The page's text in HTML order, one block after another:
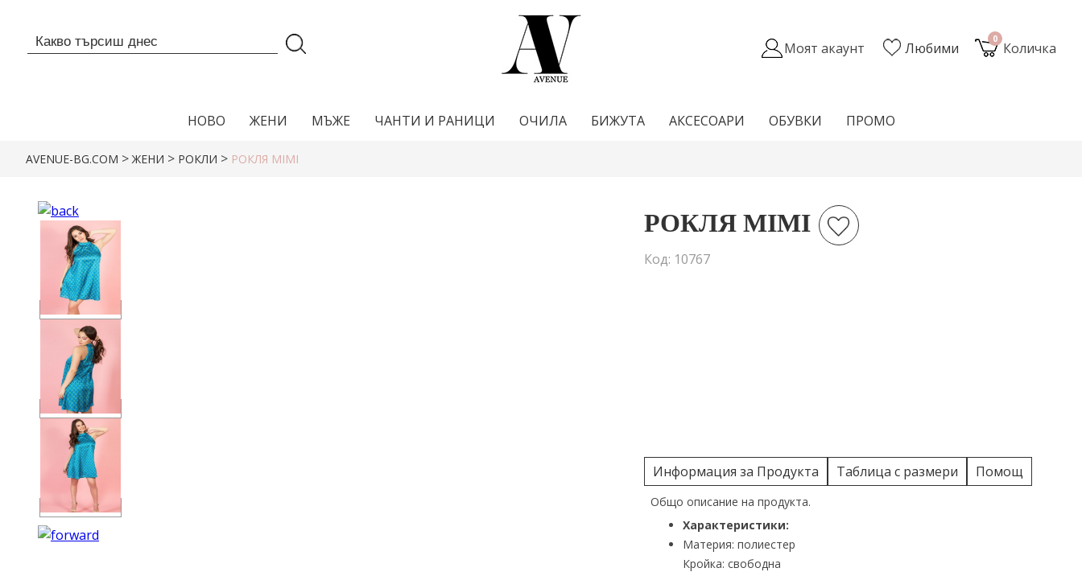
0
Количка
Любими
Моят акаунт
НОВО ЖЕНИ МЪЖЕ ЧАНТИ И РАНИЦИ ОЧИЛА БИЖУТА АКСЕСОАРИ ОБУВКИ ПРОМО
AVENUE-BG.COM >ЖЕНИ > РОКЛИ > РОКЛЯ MIMI
РОКЛЯ MIMI
Код: 10767
Информация за Продукта Таблица с размери Помощ
Общо описание на продукта.
Характеристики:
Материя: полиестер
Кройка: свободна